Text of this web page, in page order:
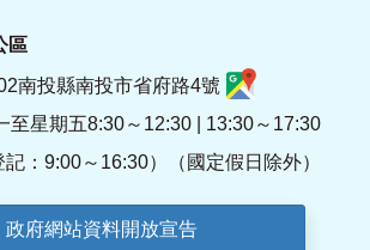
區
南投縣南投市省府路4號
至星期五8:30～12:30 | 13:30～17:30
記：9:00～16:30）（國定假日除外）
政府網站資料開放宣告